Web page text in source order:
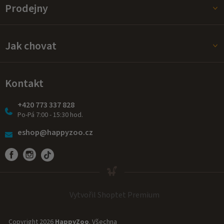
Prodejny
Jak chovat
Kontakt
+420 773 337 828
Po-Pá 7:00 - 15:30 hod.
eshop@happyzoo.cz
Vytvořil Shoptet Premium
Copyright 2026 HappyZoo. Všechna